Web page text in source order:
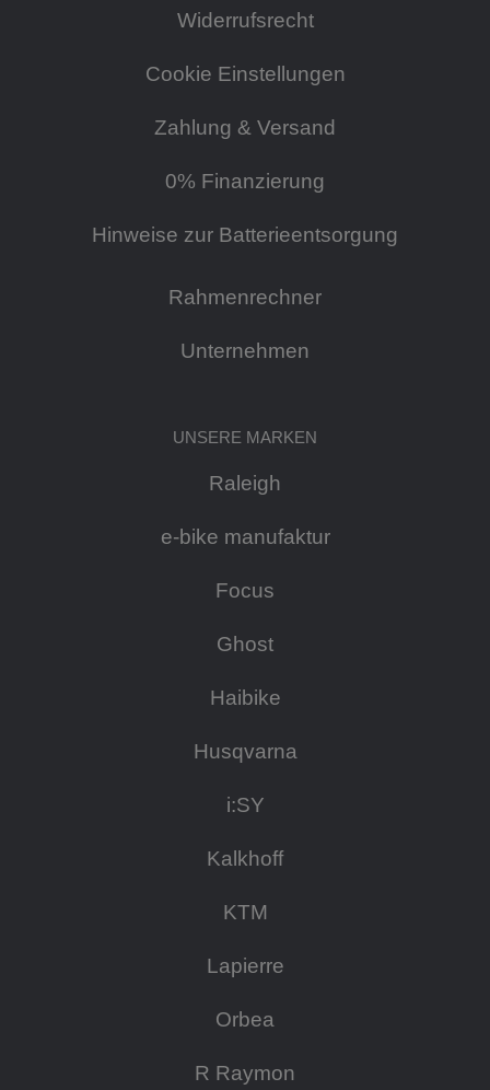
Widerrufsrecht
Cookie Einstellungen
Zahlung & Versand
0% Finanzierung
Hinweise zur Batterieentsorgung
Rahmenrechner
Unternehmen
UNSERE MARKEN
Raleigh
e-bike manufaktur
Focus
Ghost
Haibike
Husqvarna
i:SY
Kalkhoff
KTM
Lapierre
Orbea
R Raymon